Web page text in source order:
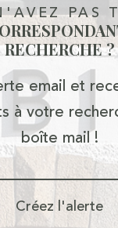
PAS
RECHERCHE ?
email et
à votre
boîte mail !
Créez l'alerte